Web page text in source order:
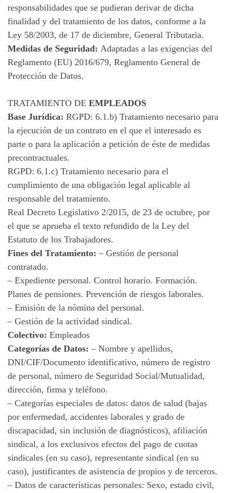
responsabilidades que se pudieran derivar de dicha
finalidad y del tratamiento de los datos, conforme a la
Ley 58/2003, de 17 de diciembre, General Tributaria.
Medidas de Seguridad: Adaptadas a las exigencias del
Reglamento (EU) 2016/679, Reglamento General de
Protección de Datos.
TRATAMIENTO DE EMPLEADOS
Base Jurídica: RGPD: 6.1.b) Tratamiento necesario para
la ejecución de un contrato en el que el interesado es
parte o para la aplicación a petición de éste de medidas
precontractuales.
RGPD: 6.1.c) Tratamiento necesario para el
cumplimiento de una obligación legal aplicable al
responsable del tratamiento.
Real Decreto Legislativo 2/2015, de 23 de octubre, por
el que se aprueba el texto refundido de la Ley del
Estatuto de los Trabajadores.
Fines del Tratamiento: – Gestión de personal
contratado.
– Expediente personal. Control horario. Formación.
Planes de pensiones. Prevención de riesgos laborales.
– Emisión de la nómina del personal.
– Gestión de la actividad sindical.
Colectivo: Empleados
Categorías de Datos: – Nombre y apellidos,
DNI/CIF/Documento identificativo, número de registro
de personal, número de Seguridad Social/Mutualidad,
dirección, firma y teléfono.
– Categorías especiales de datos: datos de salud (bajas
por enfermedad, accidentes laborales y grado de
discapacidad, sin inclusión de diagnósticos), afiliación
sindical, a los exclusivos efectos del pago de cuotas
sindicales (en su caso), representante sindical (en su
caso), justificantes de asistencia de propios y de terceros.
– Datos de características personales: Sexo, estado civil,